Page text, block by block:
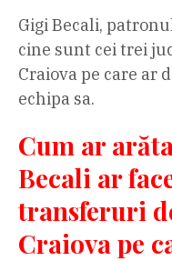
Gigi Becali,
cine sunt cei trei
Craiova pe care ar
echipa sa.
Cum ar
Becali ar
transferuri
Craiova pe